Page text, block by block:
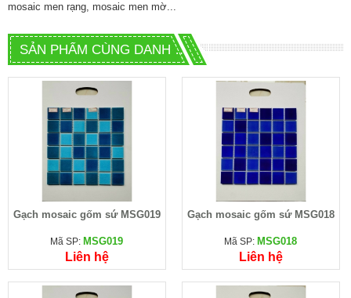
mosaic men rạng, mosaic men mờ...
SẢN PHẨM CÙNG DANH MỤC
Gạch mosaic gốm sứ MSG019
Mã SP: MSG019
Liên hệ
Gạch mosaic gốm sứ MSG018
Mã SP: MSG018
Liên hệ